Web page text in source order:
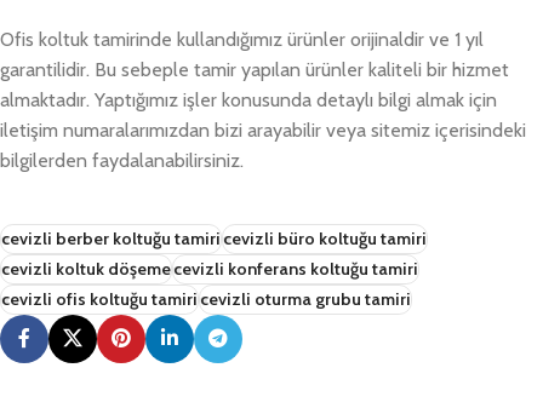
Ofis koltuk tamirinde kullandığımız ürünler orijinaldir ve 1 yıl
garantilidir. Bu sebeple tamir yapılan ürünler kaliteli bir hizmet
almaktadır. Yaptığımız işler konusunda detaylı bilgi almak için
iletişim numaralarımızdan bizi arayabilir veya sitemiz içerisindeki
bilgilerden faydalanabilirsiniz.
cevizli berber koltuğu tamiricevizli büro koltuğu tamiri
cevizli koltuk döşemecevizli konferans koltuğu tamiri
cevizli ofis koltuğu tamiricevizli oturma grubu tamiri